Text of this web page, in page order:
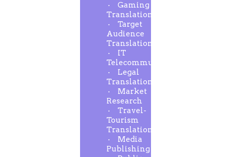
Gaming
Translation
Target
Audience
Translation
IT
Telecommunication
Legal
Translation
Market
Research
Travel-
Tourism
Translation
Media
Publishing